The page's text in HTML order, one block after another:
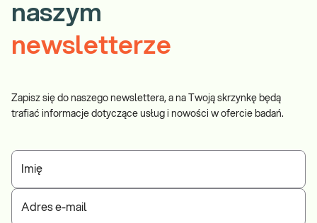
naszym
newsletterze
Zapisz się do naszego newslettera, a na Twoją skrzynkę będą
trafiać informacje dotyczące usług i nowości w ofercie badań.
Imię
Adres e-mail